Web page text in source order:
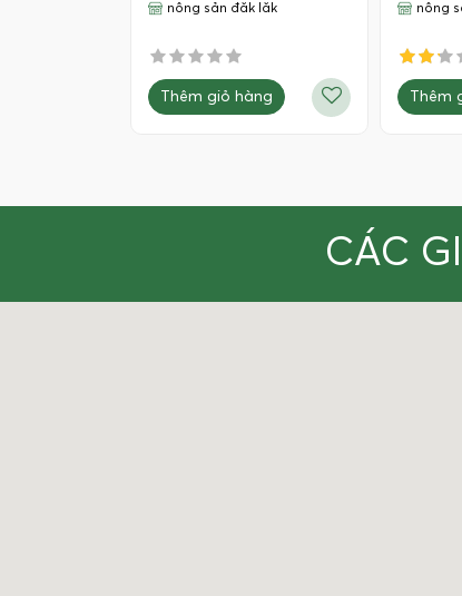
nông sản đăk lăk
Thêm giỏ hàng
nông
Thêm
CÁC